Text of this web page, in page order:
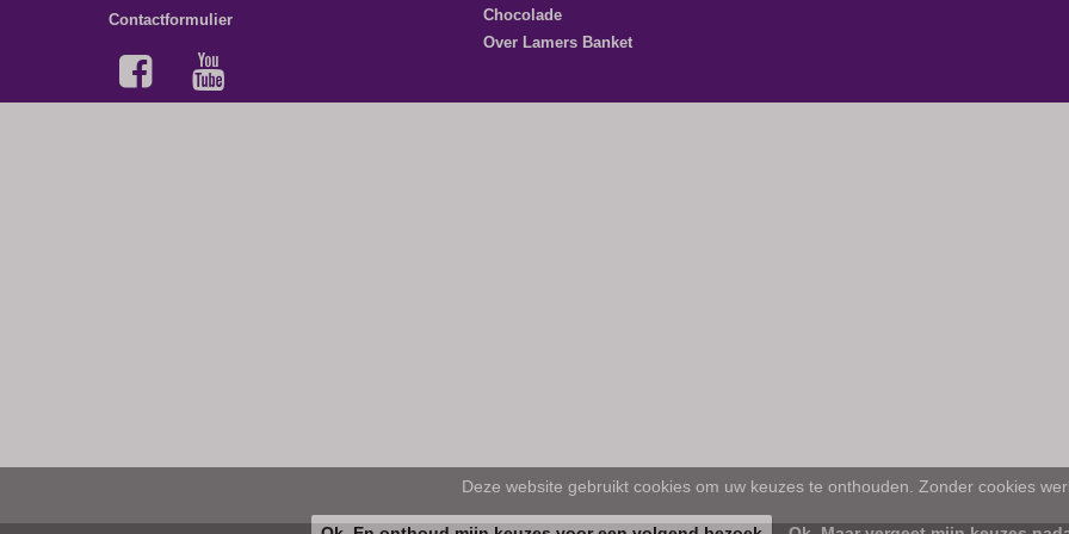
Contactformulier
Chocolade
Over Lamers Banket
Deze website gebruikt cookies om uw keuzes te onthouden. Zonder cookies